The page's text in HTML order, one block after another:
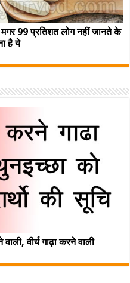
99 प्रतिशत लोग नहीं जानते के
है ये
वीर्य गाढ़ा करने वाली